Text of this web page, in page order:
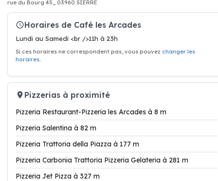
rue du Bourg 45,, 03960 SIERRE
Horaires de Café les Arcades
Lundi au Samedi <br />11h à 23h
Si ces horaires ne correspondent pas, vous pouvez changer les
horaires.
Pizzerias à proximité
Pizzeria Restaurant-Pizzeria les Arcades à 8 m
Pizzeria Salentina à 82 m
Pizzeria Trattoria della Piazza à 177 m
Pizzeria Carbonia Trattoria Pizzeria Gelateria à 281 m
Pizzeria Jet Pizza à 327 m